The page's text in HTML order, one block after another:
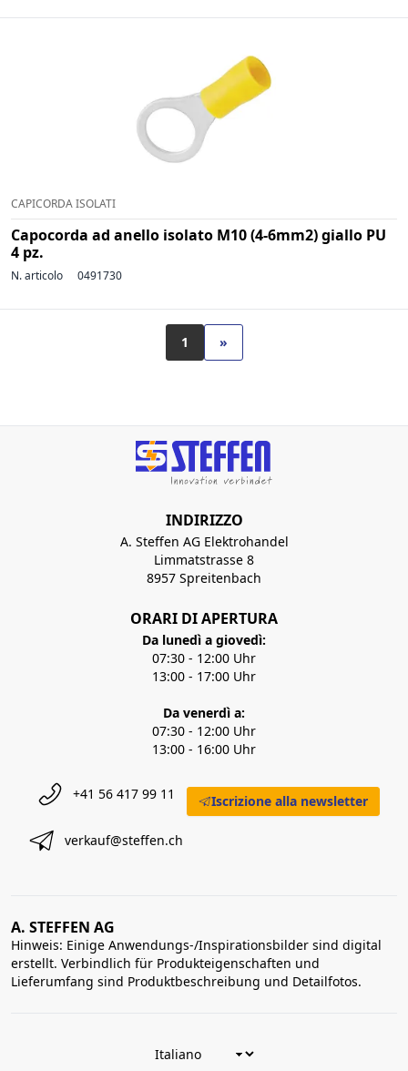
CAPICORDA ISOLATI
Capocorda ad anello isolato M10 (4-6mm2) giallo PU
4 pz.
N. articolo 0491730
1 »
INDIRIZZO
A. Steffen AG Elektrohandel
Limmatstrasse 8
8957 Spreitenbach
ORARI DI APERTURA
Da lunedì a giovedì:
07:30 - 12:00 Uhr
13:00 - 17:00 Uhr
Da venerdì a:
07:30 - 12:00 Uhr
13:00 - 16:00 Uhr
+41 56 417 99 11
verkauf@steffen.ch
Iscrizione alla newsletter
A. STEFFEN AG
Hinweis: Einige Anwendungs-/Inspirationsbilder sind digital
erstellt. Verbindlich für Produkteigenschaften und
Lieferumfang sind Produktbeschreibung und Detailfotos.